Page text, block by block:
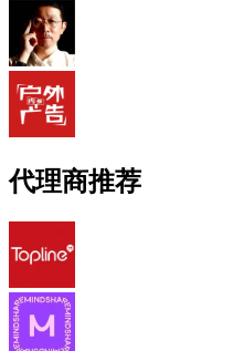
代理商推荐